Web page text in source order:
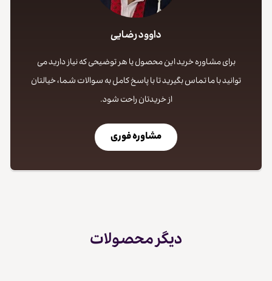
داوود رضایی
برای مشاوره خرید این محصول یا هر توضیحی که نیاز دارید می
توانید با ما تماس بگیرید تا با پاسخ کامل به سوالات شما، خیالتان
از خریدتان راحت شود.
مشاوره فوری
دیگر محصولات